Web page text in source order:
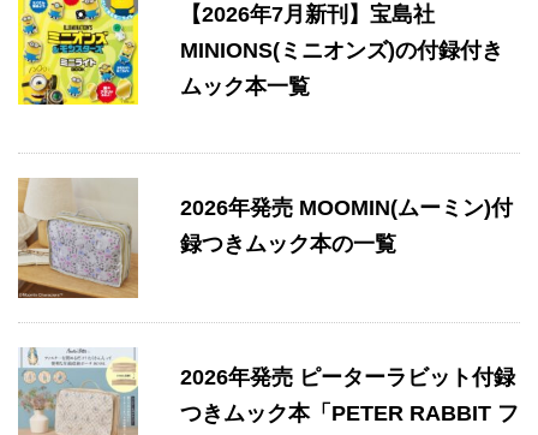
【2026年7月新刊】宝島社
MINIONS(ミニオンズ)の付録付き
ムック本一覧
2026年発売 MOOMIN(ムーミン)付
録つきムック本の一覧
2026年発売 ピーターラビット付録
つきムック本「PETER RABBIT フ